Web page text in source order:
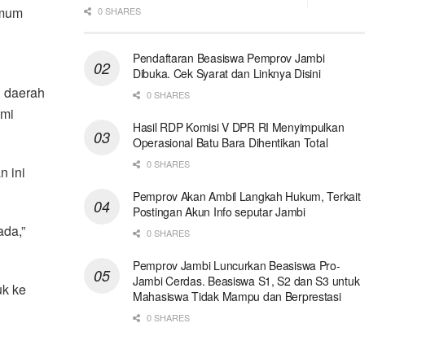
ini
ke
0 SHARES
Pendaftaran Beasiswa Pemprov Jambi
Dibuka. Cek Syarat dan Linknya Disini
0 SHARES
Hasil RDP Komisi V DPR RI Menyimpulkan
Operasional Batu Bara Dihentikan Total
0 SHARES
Pemprov Akan Ambil Langkah Hukum, Terkait
Postingan Akun Info seputar Jambi
0 SHARES
Pemprov Jambi Luncurkan Beasiswa Pro-
Jambi Cerdas. Beasiswa S1, S2 dan S3 untuk
Mahasiswa Tidak Mampu dan Berprestasi
0 SHARES